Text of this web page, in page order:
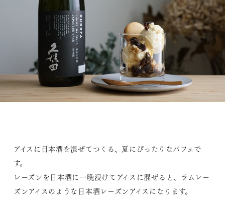
アイスに日本酒を混ぜてつくる、夏にぴったりなパフェで
す。
レーズンを日本酒に一晩浸けてアイスに混ぜると、ラムレー
ズンアイスのような日本酒レーズンアイスになります。